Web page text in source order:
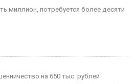
миллион, потребуется более десяти
на 650 тыс. рублей